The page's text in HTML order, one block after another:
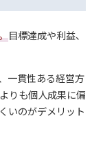
目標達成や利益、
一貫性ある経営方
りも個人成果に偏
いのがデメリット